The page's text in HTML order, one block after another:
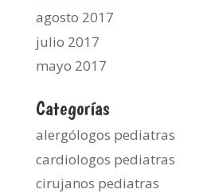
agosto 2017
julio 2017
mayo 2017
Categorías
alergólogos pediatras
cardiologos pediatras
cirujanos pediatras